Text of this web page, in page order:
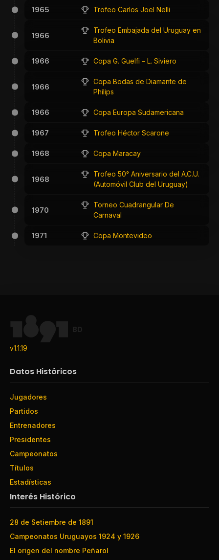
1965 Trofeo Carlos Joel Nelli
1966
Trofeo Embajada del Uruguay en
Bolivia
1966 Copa G. Guelfi – L. Siviero
1966
Copa Bodas de Diamante de
Philips
1966 Copa Europa Sudamericana
1967 Trofeo Héctor Scarone
1968 Copa Maracay
1968
Trofeo 50° Aniversario del A.C.U.
(Automóvil Club del Uruguay)
1970
Torneo Cuadrangular De
Carnaval
1971 Copa Montevideo
BD
v1.1.19
Datos Históricos
Jugadores
Partidos
Entrenadores
Presidentes
Campeonatos
Títulos
Estadísticas
Interés Histórico
28 de Setiembre de 1891
Campeonatos Uruguayos 1924 y 1926
El origen del nombre Peñarol